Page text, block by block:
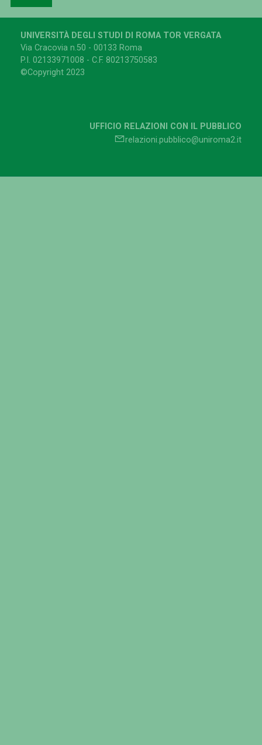
UNIVERSITÀ DEGLI STUDI DI ROMA TOR VERGATA
Via Cracovia n.50 - 00133 Roma
P.I. 02133971008 - C.F. 80213750583
©Copyright 2023
UFFICIO RELAZIONI CON IL PUBBLICO
relazioni.pubblico@uniroma2.it